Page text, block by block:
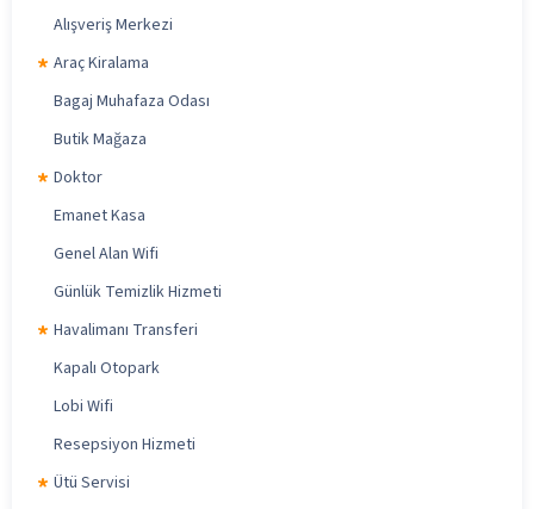
Alışveriş Merkezi
Araç Kiralama
Bagaj Muhafaza Odası
Butik Mağaza
Doktor
Emanet Kasa
Genel Alan Wifi
Günlük Temizlik Hizmeti
Havalimanı Transferi
Kapalı Otopark
Lobi Wifi
Resepsiyon Hizmeti
Ütü Servisi